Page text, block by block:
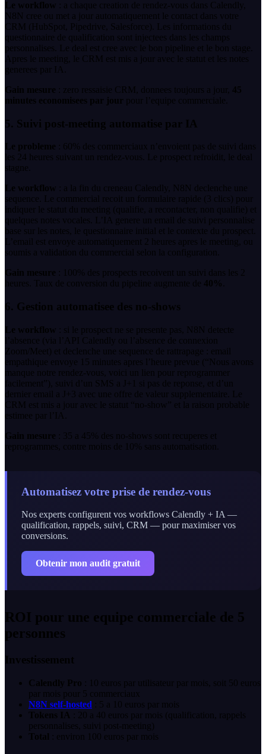
Le workflow : a chaque creation de rendez-vous dans Calendly,
N8N cree ou met a jour automatiquement le contact dans votre
CRM (HubSpot, Pipedrive, Salesforce). Les informations du
questionnaire de qualification sont injectees dans les champs
personnalises. Le deal est cree avec le bon pipeline et le bon stage.
Apres le meeting, le CRM est mis a jour avec le statut et les notes
generees par IA.
Gain mesure : zero ressaisie CRM, donnees toujours a jour, 45
minutes economisees par jour pour l’equipe commerciale.
5. Suivi post-meeting automatise par IA
Le probleme : 60% des commerciaux n’envoient pas de suivi dans
les 24 heures suivant un rendez-vous. Le prospect refroidit, le deal
stagne.
Le workflow : a la fin du creneau Calendly, N8N declenche une
sequence. Le commercial recoit un formulaire rapide (3 clics) pour
indiquer le statut du meeting (qualifie, a recontacter, non qualifie) et
quelques notes vocales. L’IA genere un email de suivi personnalise
base sur les notes, le questionnaire initial et le contexte du prospect.
L’email est envoye automatiquement 2 heures apres le meeting, ou
soumis a validation du commercial selon la configuration.
Gain mesure : 100% des prospects recoivent un suivi dans les 2
heures. Taux de conversion du pipeline augmente de 40%
6. Gestion automatisee des no-shows
Le workflow : si le prospect ne se presente pas, N8N detecte
l’absence (via l’API Calendly ou l’absence de connexion
Zoom/Meet) et declenche une sequence de rattrapage : email
empathique envoye 15 minutes apres l’heure prevue (“Nous avons
manque notre rendez-vous, voici un lien pour reprogrammer
facilement”), suivi d’un SMS a J+1 si pas de reponse, et d’un
dernier email a J+3 avec une offre de valeur supplementaire. Le
CRM est mis a jour avec le statut “no-show” et la raison probable
estimee par l’IA.
Gain mesure : 35 a 45% des no-shows sont recuperes et
reprogrammes, contre moins de 10% sans automatisation.
Automatisez votre prise de rendez-vous
Nos experts configurent vos workflows Calendly + IA —
qualification, rappels, suivi, CRM — pour maximiser vos
conversions.
Obtenir mon audit gratuit
ROI pour une equipe commerciale de 5
personnes
Investissement
Calendly Pro : 10 euros par utilisateur par mois, soit 50 euros
par mois pour 5 commerciaux
N8N self-hosted : 5 a 10 euros par mois
Tokens IA
: 20 a 40 euros par mois (qualification, rappels
personnalises, suivi post-meeting)
Total : environ 100 euros par mois